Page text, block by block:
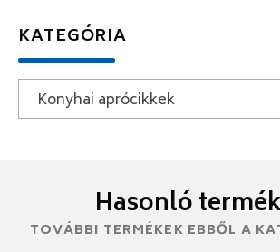
KATEGÓRIA
Konyhai aprócikkek
Hasonló
TOVÁBBI TERMÉKEK EBBŐL A